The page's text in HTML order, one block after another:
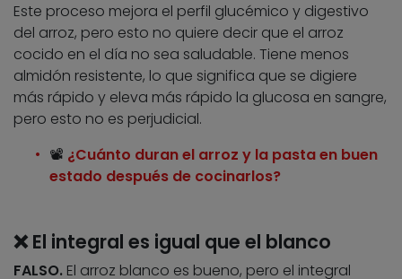
Este proceso mejora el perfil glucémico y digestivo
del arroz, pero esto no quiere decir que el arroz
cocido en el día no sea saludable. Tiene menos
almidón resistente, lo que significa que se digiere
más rápido y eleva más rápido la glucosa en sangre,
pero esto no es perjudicial.
📽️ ¿Cuánto duran el arroz y la pasta en buen
estado después de cocinarlos?
❌ El integral es igual que el blanco
FALSO. El arroz blanco es bueno, pero el integral